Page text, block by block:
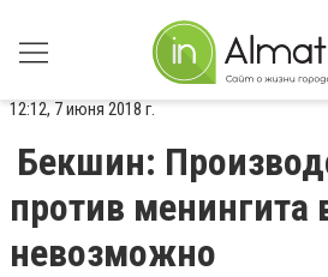
12:12, 7 июня 2018 г.
Бекшин:
против менингита
невозможно